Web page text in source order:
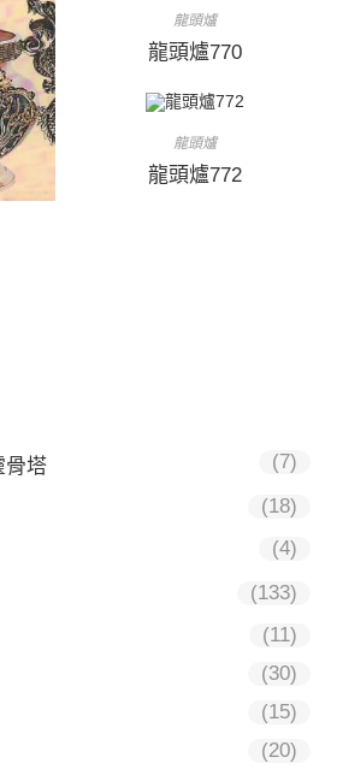
龍頭爐
龍頭爐770
龍頭爐
龍頭爐772
骨塔 (7)
(18)
(4)
(133)
(11)
(30)
(15)
(20)